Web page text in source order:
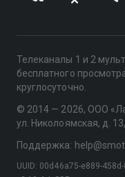
Телеканалы 1 и 2
бесплатного
круглосуточно.
© 2014 — 2026, ООО
ул. Николоямская, д.
Поддержка:
UUID: 00d46a75-e889-